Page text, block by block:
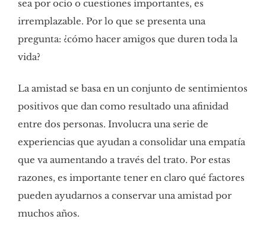
sea por ocio o cuestiones importantes, es
irremplazable. Por lo que se presenta una
pregunta: ¿cómo hacer amigos que duren toda la
vida?
La amistad se basa en un conjunto de sentimientos
positivos que dan como resultado una afinidad
entre dos personas. Involucra una serie de
experiencias que ayudan a consolidar una empatía
que va aumentando a través del trato. Por estas
razones, es importante tener en claro qué factores
pueden ayudarnos a conservar una amistad por
muchos años.